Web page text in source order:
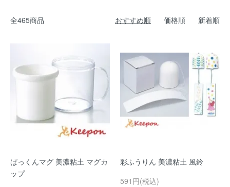
全465商品 おすすめ順 価格順 新着順
ぱっくんマグ 美濃粘土 マグカ
ップ
彩ふうりん 美濃粘土 風鈴
591円(税込)